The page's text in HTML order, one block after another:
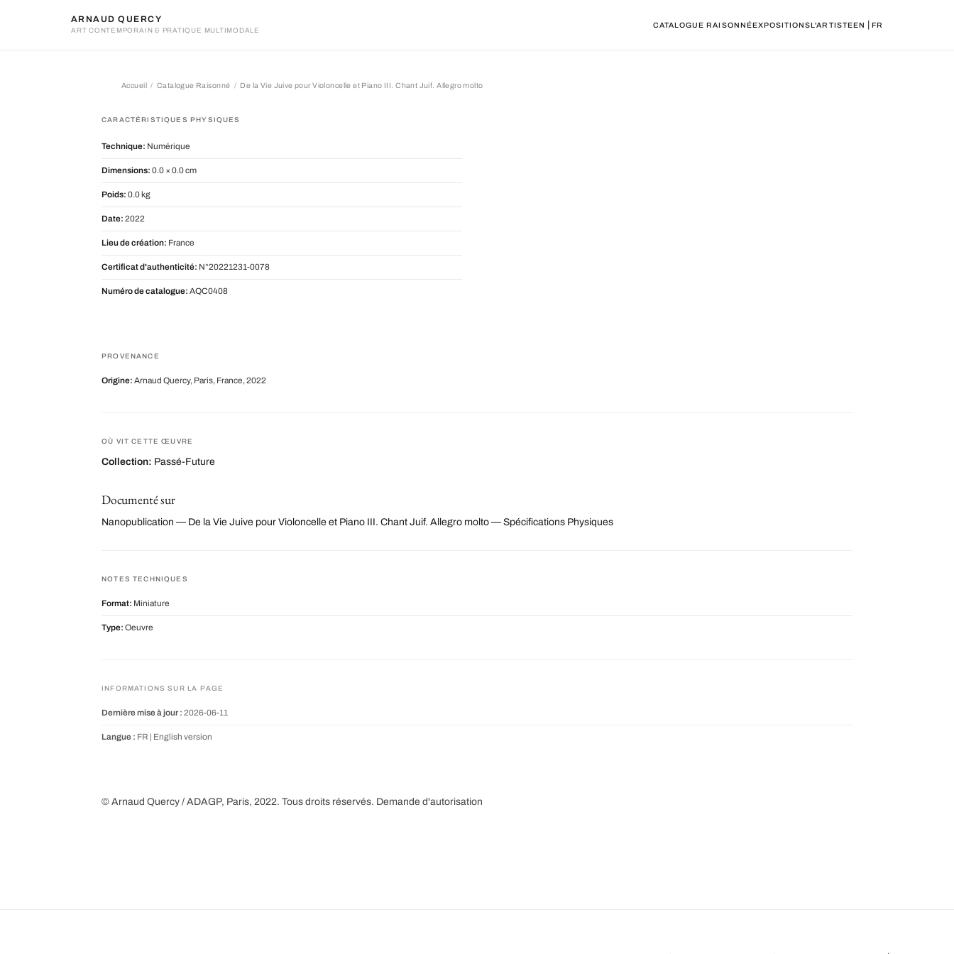
ARNAUD QUERCY
ART CONTEMPORAIN & PRATIQUE MULTIMODALE
CATALOGUE RAISONNÉEXPOSITIONSL'ARTISTEEN FR
Accueil Catalogue Raisonné De la Vie Juive pour Violoncelle et Piano III. Chant Juif. Allegro molto
CARACTÉRISTIQUES PHYSIQUES
Technique: Numérique
Dimensions: 0.0 × 0.0 cm
Poids: 0.0 kg
Date: 2022
Lieu de création: France
Certificat d'authenticité: N°20221231-0078
Numéro de catalogue: AQC0408
PROVENANCE
Origine: Arnaud Quercy, Paris, France, 2022
OÙ VIT CETTE ŒUVRE
Collection: Passé-Future
Documenté sur
Nanopublication — De la Vie Juive pour Violoncelle et Piano III. Chant Juif. Allegro molto — Spécifications Physiques
NOTES TECHNIQUES
Format: Miniature
Type: Oeuvre
INFORMATIONS SUR LA PAGE
Dernière mise à jour : 2026-06-11
Langue : FR | English version
© Arnaud Quercy / ADAGP, Paris, 2022. Tous droits réservés. Demande d'autorisation